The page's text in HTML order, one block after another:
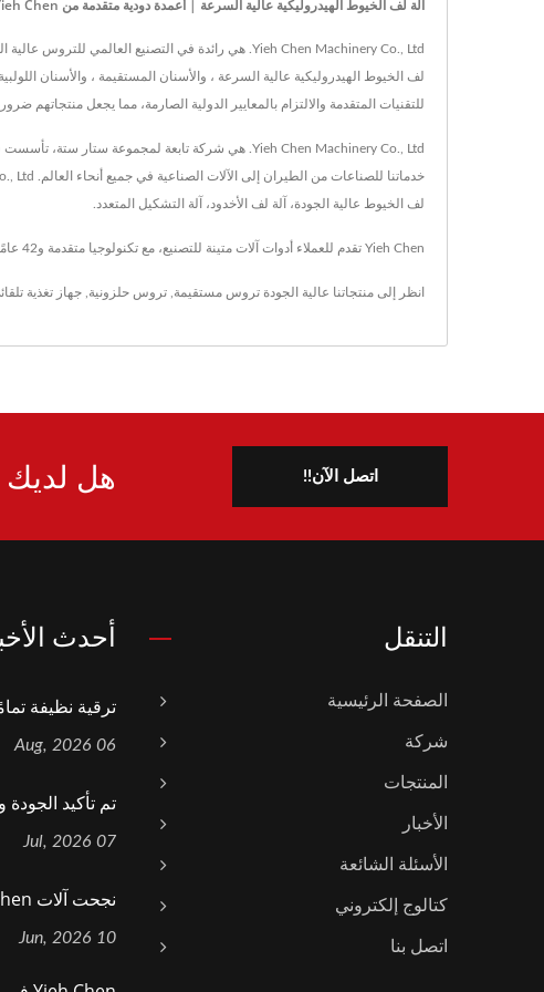
آلة لف الخيوط الهيدروليكية عالية السرعة | أعمدة دودية متقدمة من Yieh Chen: تحسين حلول التروس للمساحات الضيقة
للتقنيات المتقدمة والالتزام بالمعايير الدولية الصارمة، مما يجعل منتجاتهم
لف الخيوط عالية الجودة، آلة لف الأخدود، آلة التشكيل المتعدد.
Yieh Chen تقدم للعملاء أدوات آلات متينة للتصنيع، مع تكنولوجيا متقدمة و42 عامًا من الخبرة، تضمن Yieh Chen تلبية متطلبات كل عميل.
انظر إلى منتجاتنا عالية الجودة تروس مستقيمة تروس حلزونية جهاز تغذية
هل لديك اتصل الآن!!
أحدث
ترقية نظيفة
06 Aug, 2026
تم تأكيد
07 Jul, 2026
نجحت آلات Yieh Chen في تجديد شهادة...
10 Jun, 2026
التنقل
الصفحة الرئيسية
شركة
المنتجات
الأخبار
الأسئلة الشائعة
كتالوج إلكتروني
اتصل بنا